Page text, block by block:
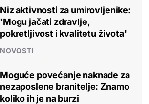
Niz aktivnosti za umirovljenike:
'Mogu jačati zdravlje,
pokretljivost i kvalitetu života'
NOVOSTI
Moguće povećanje naknade za
nezaposlene branitelje: Znamo
koliko ih je na burzi